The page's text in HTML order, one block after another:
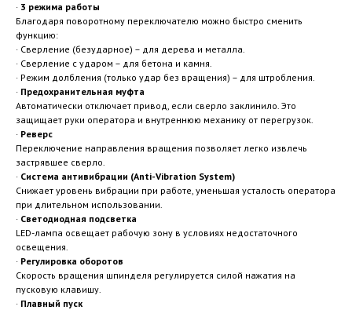
· 3 режима работы
Благодаря поворотному переключателю можно быстро сменить
функцию:
· Сверление (безударное) – для дерева и металла.
· Сверление с ударом – для бетона и камня.
· Режим долбления (только удар без вращения) – для штробления.
· Предохранительная муфта
Автоматически отключает привод, если сверло заклинило. Это
защищает руки оператора и внутреннюю механику от перегрузок.
· Реверс
Переключение направления вращения позволяет легко извлечь
застрявшее сверло.
· Система антивибрации (Anti-Vibration System)
Снижает уровень вибрации при работе, уменьшая усталость оператора
при длительном использовании.
· Светодиодная подсветка
LED-лампа освещает рабочую зону в условиях недостаточного
освещения.
· Регулировка оборотов
Скорость вращения шпинделя регулируется силой нажатия на
пусковую клавишу.
· Плавный пуск